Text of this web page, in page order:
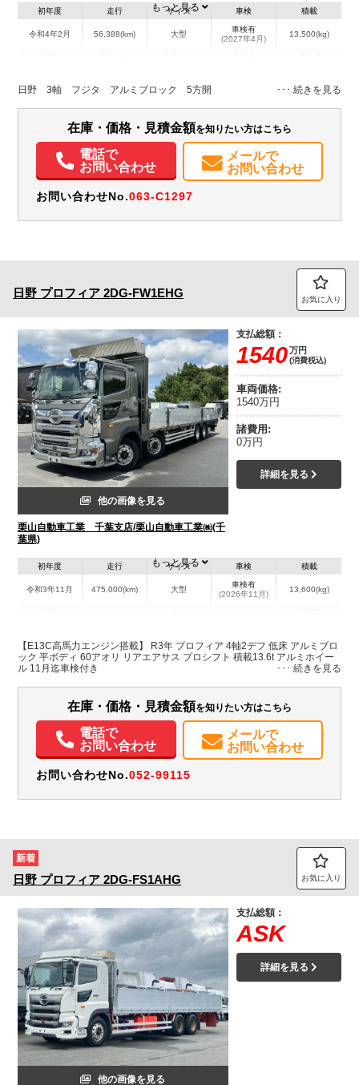
初年度
令和4年2月
走行
56,388(km)
サイズ
大型
車検
車検有
(2027年4月)
積載
13,500(kg)
岡山県
W:2,390
H:880
W:2,490
H:3,450
－
装備情報
パワステ パワーウィンドウ
バックモニター
ドラレコ
PMマフラー Sリミッタ
もっと見る
日野 3軸 フジタ アルミブロック 5方開
在庫・価格・見積金額を知りたい方はこちら
電話で
お問い合わせ
メールで
お問い合わせ
お問い合わせNo.063-C1297
日野 プロフィア 2DG-FW1EHG お気に入り
他の画像を見る
栗山自動車工業 千葉支店/栗山自動車工業㈱(千
葉県)
支払総額：
1540万円
(消費税込)
車両価格:
1540万円
諸費用:
0万円
詳細を見る
初年度
令和3年11月
走行
475,000(km)
サイズ
大型
車検
車検有
(2026年11月)
積載
13,600(kg)
千葉県
W:2,390
H:570
- 無
もっと見る
【E13C高馬力エンジン搭載】 R3年 プロフィア 4軸2デフ 低床 アルミブロ
ック 平ボディ 60アオリ リアエアサス プロシフト 積載13.6t アルミホイー
ル 11月迄車検付き
在庫・価格・見積金額を知りたい方はこちら
電話で
お問い合わせ
メールで
お問い合わせ
お問い合わせNo.052-99115
新着
日野 プロフィア 2DG-FS1AHG お気に入り
他の画像を見る
支払総額：
ASK
詳細を見る